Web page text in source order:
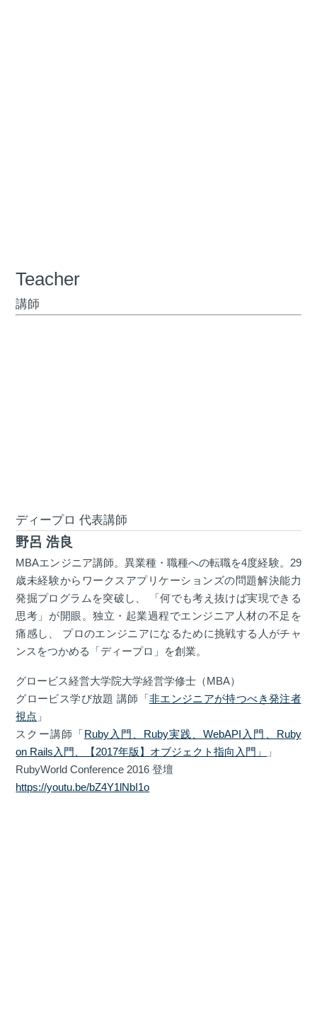
Teacher
講師
ディープロ 代表講師
野呂 浩良
MBAエンジニア講師。異業種・職種への転職を4度経験。29
歳未経験からワークスアプリケーションズの問題解決能力
発掘プログラムを突破し、 「何でも考え抜けば実現できる
思考」が開眼。独立・起業過程でエンジニア人材の不足を
痛感し、 プロのエンジニアになるために挑戦する人がチャ
ンスをつかめる「ディープロ」を創業。
グロービス経営大学院大学経営学修士（MBA）
グロービス学び放題 講師「非エンジニアが持つべき発注者
視点 」
スクー講師「Ruby入門、Ruby実践、WebAPI入門、Ruby
on Rails入門、【2017年版】オブジェクト指向入門」
」
RubyWorld Conference 2016 登壇
https://youtu.be/bZ4Y1lNbI1o